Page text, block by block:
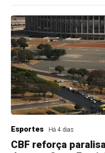
Esportes Há 4 dias
CBF reforça